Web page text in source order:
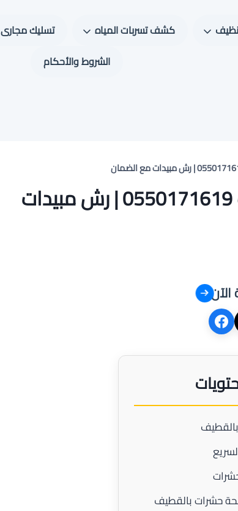
كشف تسربات المياه تسليك مجارى
الشروط والأحكام
شركة مكافحة حشرات بالقطيف 0550171619 | رش مبيدات
حشرات بالقطيف